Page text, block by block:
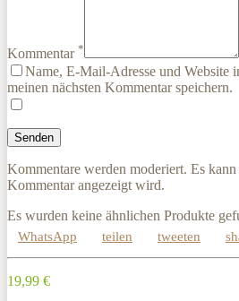
Kommentar *
Name, E-Mail-Adresse und Website
meinen nächsten Kommentar speichern.
Kommentare werden moderiert. Es
Kommentar angezeigt wird.
Es wurden keine ähnlichen Produkte
WhatsApp teilen tweeten
19,99 €